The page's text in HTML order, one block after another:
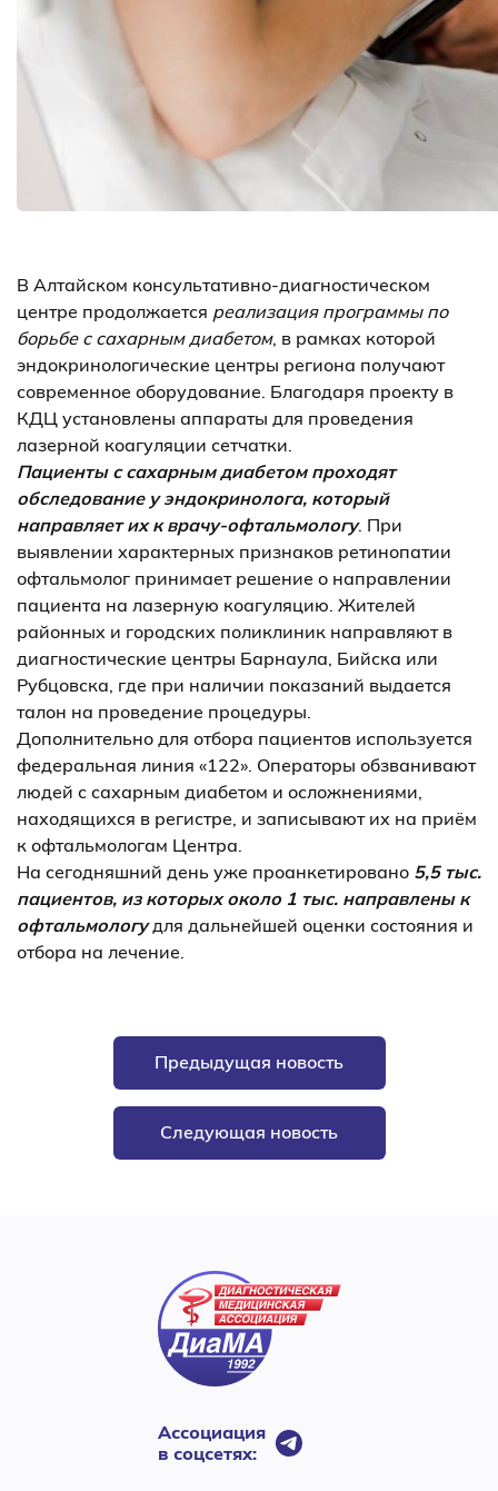
В Алтайском консультативно-диагностическом
центре продолжается реализация программы по
борьбе с сахарным диабетом, в рамках которой
эндокринологические центры региона получают
современное оборудование. Благодаря проекту в
КДЦ установлены аппараты для проведения
лазерной коагуляции сетчатки.
Пациенты с сахарным диабетом проходят
обследование у эндокринолога, который
направляет их к врачу-офтальмологу. При
выявлении характерных признаков ретинопатии
офтальмолог принимает решение о направлении
пациента на лазерную коагуляцию. Жителей
районных и городских поликлиник направляют в
диагностические центры Барнаула, Бийска или
Рубцовска, где при наличии показаний выдается
талон на проведение процедуры.
Дополнительно для отбора пациентов используется
федеральная линия «122». Операторы обзванивают
людей с сахарным диабетом и осложнениями,
находящихся в регистре, и записывают их на приём
к офтальмологам Центра.
На сегодняшний день уже проанкетировано 5,5 тыс.
пациентов, из которых около 1 тыс. направлены к
офтальмологудля дальнейшей оценки состояния и
отбора на лечение.
Предыдущая новость
Следующая новость
Ассоциация
в соцсетях: